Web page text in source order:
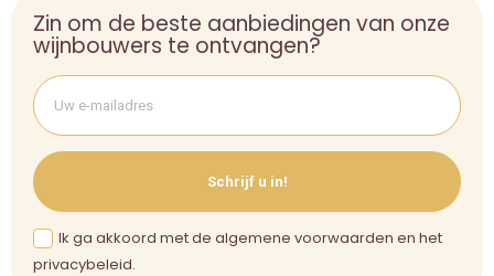
Zin om de beste aanbiedingen van onze
wijnbouwers te ontvangen?
Schrijf u in!
Ik ga akkoord met de algemene voorwaarden en het
privacybeleid.